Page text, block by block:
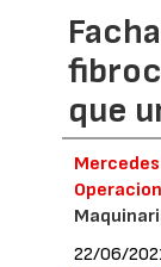
que
22/06/